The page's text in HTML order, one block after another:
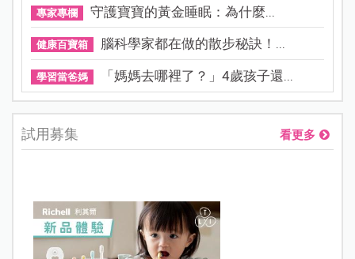
專家專欄 守護寶寶的黃金睡眠：為什麼...
健康百寶箱 腦科學家都在做的散步秘訣！...
學習當爸媽 「媽媽去哪裡了？」4歲孩子還...
試用募集 看更多